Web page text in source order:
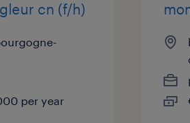
cn (f/h)
per year